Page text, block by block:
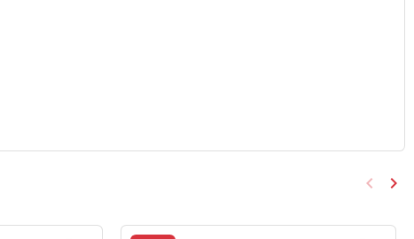
keyboard_arrow_left keyboard_arrow_right